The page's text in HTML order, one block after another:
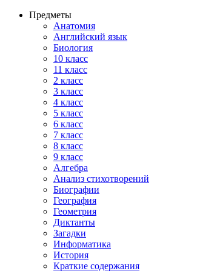
Предметы
Анатомия
Английский язык
Биология
10 класс
11 класс
2 класс
3 класс
4 класс
5 класс
6 класс
7 класс
8 класс
9 класс
Алгебра
Анализ стихотворений
Биографии
География
Геометрия
Диктанты
Загадки
Информатика
История
Краткие содержания